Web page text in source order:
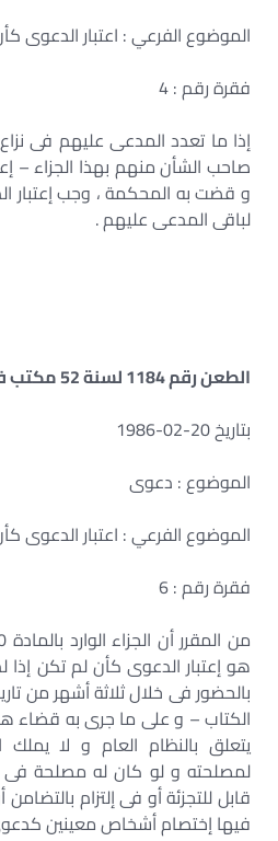
الموضوع الفرعي : اعتبار الدعوى
فقرة رقم : 4
إذا ما تعدد المدعى عليهم فى
صاحب الشأن منهم بهذا الجزاء –
و قضت به المحكمة ، وجب إعتبار
لباقى المدعى عليهم .
الطعن رقم 1184 لسنة 52 مكتب فنى 37 صفحة رقم 246
بتاريخ 20-02-1986
الموضوع : دعوى
الموضوع الفرعي : اعتبار الدعوى
فقرة رقم : 6
هو إعتبار الدعوى كأن لم تكن
بالحضور فى خلال ثلاثة أشهر من
الكتاب – و على ما جرى به قضاء
يتعلق بالنظام العام و لا
لمصلحته و لو كان له مصلحة فى
قابل للتجزئة أو فى إلتزام
فيها إختصام أشخاص معينين